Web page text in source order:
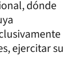
dónde
ejercitar su